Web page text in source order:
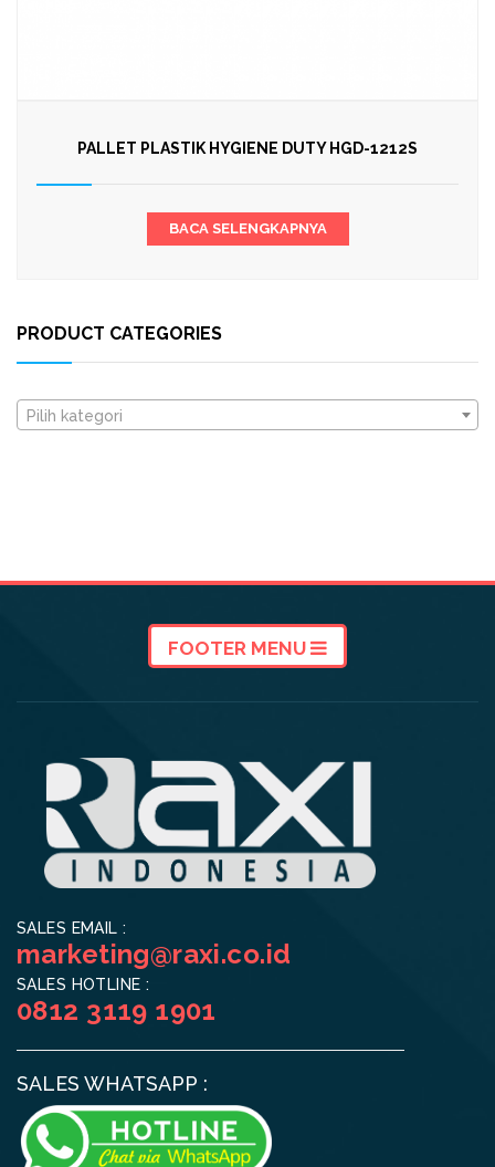
PALLET PLASTIK HYGIENE DUTY HGD-1212S
BACA SELENGKAPNYA
PRODUCT CATEGORIES
Pilih kategori
FOOTER MENU
SALES EMAIL :
marketing@raxi.co.id
SALES HOTLINE :
0812 3119 1901
SALES WHATSAPP :